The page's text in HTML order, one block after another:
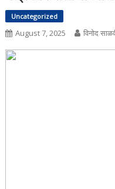
Uncategorized
August 7, 2025 विनोद